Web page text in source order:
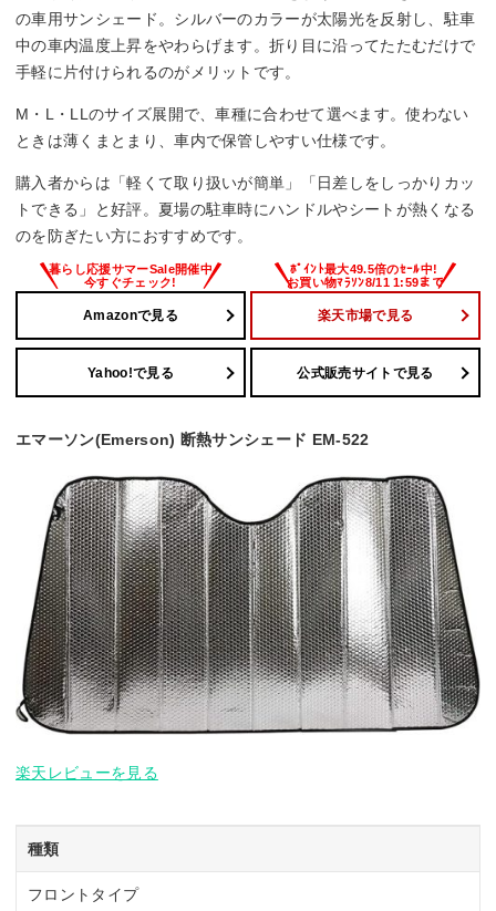
の車用サンシェード。シルバーのカラーが太陽光を反射し、駐車
中の車内温度上昇をやわらげます。折り目に沿ってたたむだけで
手軽に片付けられるのがメリットです。
M・L・LLのサイズ展開で、車種に合わせて選べます。使わない
ときは薄くまとまり、車内で保管しやすい仕様です。
購入者からは「軽くて取り扱いが簡単」「日差しをしっかりカッ
トできる」と好評。夏場の駐車時にハンドルやシートが熱くなる
のを防ぎたい方におすすめです。
Amazonで見る 楽天市場で見る
Yahoo!で見る 公式販売サイトで見る
エマーソン(Emerson) 断熱サンシェード EM-522
楽天レビューを見る
種類
フロントタイプ